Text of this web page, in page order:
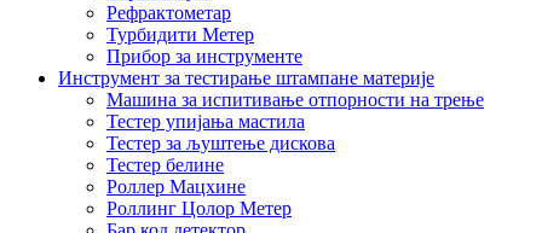
Рефрактометар
Турбидити Метер
Прибор за инструменте
Инструмент за тестирање штампане материје
Машина за испитивање отпорности на трење
Тестер упијања мастила
Тестер за љуштење дискова
Тестер белине
Роллер Мацхине
Роллинг Цолор Метер